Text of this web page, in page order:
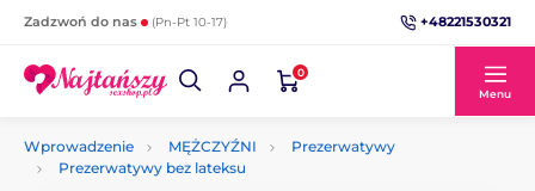
Zadzwoń do nas (Pn-Pt 10-17) +48221530321
0
Menu
Wprowadzenie MĘŻCZYŹNI
Prezerwatywy
Prezerwatywy bez lateksu